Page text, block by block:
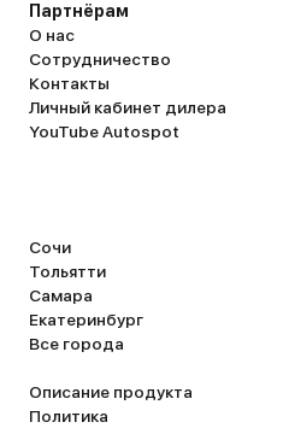
Партнёрам
О нас
Сотрудничество
Контакты
Личный кабинет дилера
YouTube Autospot
Сочи
Тольятти
Самара
Екатеринбург
Все города
Описание продукта
Политика